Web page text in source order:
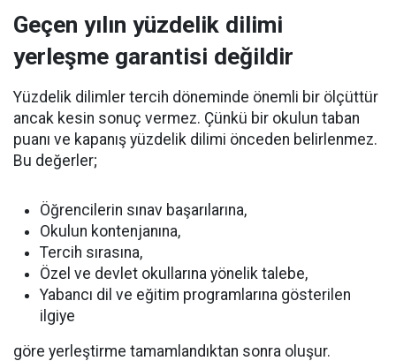
Geçen yılın yüzdelik dilimi
yerleşme garantisi değildir
Yüzdelik dilimler tercih döneminde önemli bir ölçüttür
ancak kesin sonuç vermez. Çünkü bir okulun taban
puanı ve kapanış yüzdelik dilimi önceden belirlenmez.
Bu değerler;
Öğrencilerin sınav başarılarına,
Okulun kontenjanına,
Tercih sırasına,
Özel ve devlet okullarına yönelik talebe,
Yabancı dil ve eğitim programlarına gösterilen
ilgiye
göre yerleştirme tamamlandıktan sonra oluşur.